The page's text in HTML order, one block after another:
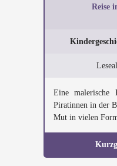
Reise
Eine malerische
Piratinnen in der
Mut in vielen